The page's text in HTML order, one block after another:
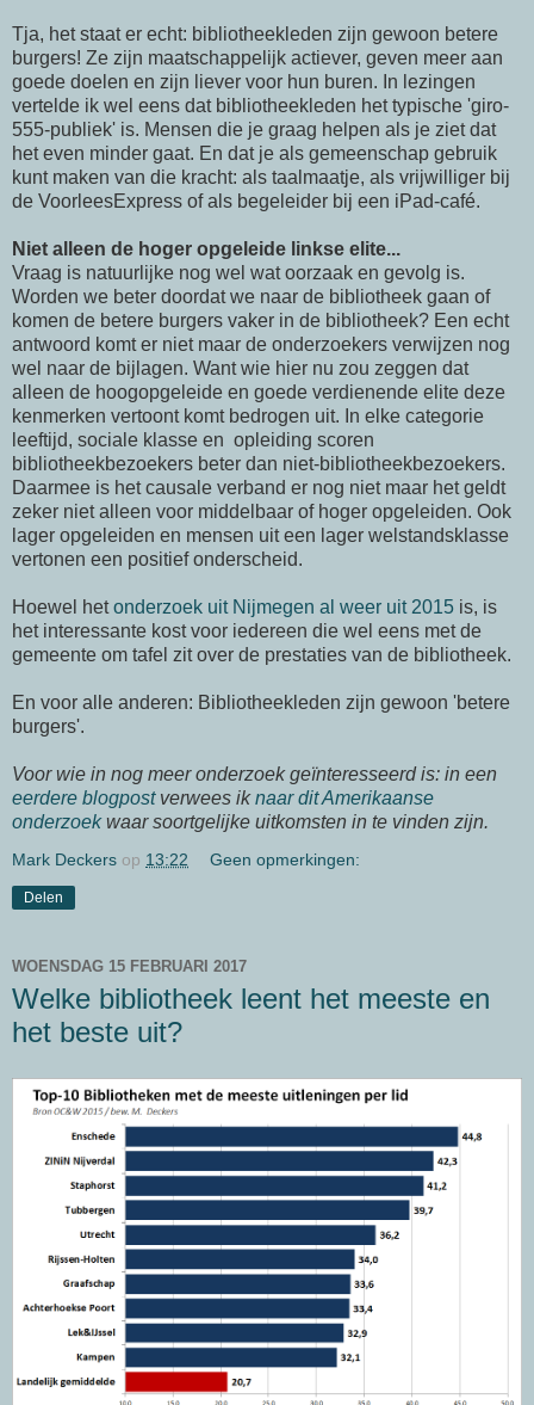
Tja, het staat er echt: bibliotheekleden zijn gewoon betere
burgers! Ze zijn maatschappelijk actiever, geven meer aan
goede doelen en zijn liever voor hun buren. In lezingen
vertelde ik wel eens dat bibliotheekleden het typische 'giro-
555-publiek' is. Mensen die je graag helpen als je ziet dat
het even minder gaat. En dat je als gemeenschap gebruik
kunt maken van die kracht: als taalmaatje, als vrijwilliger bij
de VoorleesExpress of als begeleider bij een iPad-café.
Niet alleen de hoger opgeleide linkse elite...
Vraag is natuurlijke nog wel wat oorzaak en gevolg is.
Worden we beter doordat we naar de bibliotheek gaan of
komen de betere burgers vaker in de bibliotheek? Een echt
antwoord komt er niet maar de onderzoekers verwijzen nog
wel naar de bijlagen. Want wie hier nu zou zeggen dat
alleen de hoogopgeleide en goede verdienende elite deze
kenmerken vertoont komt bedrogen uit. In elke categorie
leeftijd, sociale klasse en opleiding scoren
bibliotheekbezoekers beter dan niet-bibliotheekbezoekers.
Daarmee is het causale verband er nog niet maar het geldt
zeker niet alleen voor middelbaar of hoger opgeleiden. Ook
lager opgeleiden en mensen uit een lager welstandsklasse
vertonen een positief onderscheid.
Hoewel hetonderzoek uit Nijmegen al weer uit 2015 is, is
het interessante kost voor iedereen die wel eens met de
gemeente om tafel zit over de prestaties van de bibliotheek.
En voor alle anderen: Bibliotheekleden zijn gewoon 'betere
burgers'.
Voor wie in nog meer onderzoek geïnteresseerd is: in een
eerdere blogpostverwees iknaar dit Amerikaanse
onderzoekwaar soortgelijke uitkomsten in te vinden zijn.
Mark Deckers op 13:22 Geen opmerkingen:
Delen
WOENSDAG 15 FEBRUARI 2017
Welke bibliotheek leent het meeste en
het beste uit?